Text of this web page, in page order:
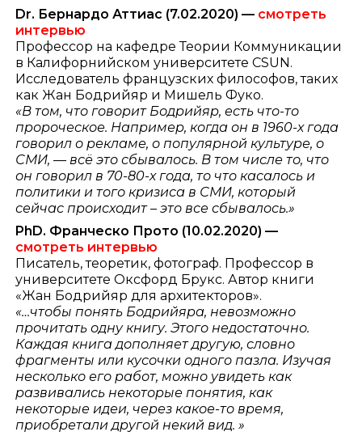
Dr. Бернардо Аттиас (7.02.2020) — смотреть
интервью
Профессор на кафедре Теории Коммуникации
в Калифорнийском университете CSUN.
Исследователь французских философов, таких
как Жан Бодрийяр и Мишель Фуко.
«В том, что говорит Бодрийяр, есть что-то
пророческое. Например, когда он в 1960-х года
говорил о рекламе, о популярной культуре, о
СМИ, — всё это сбывалось. В том числе то, что
он говорил в 70-80-х года, то что касалось и
политики и того кризиса в СМИ, который
сейчас происходит – это все сбывалось.»
PhD. Франческо Прото (10.02.2020) —
смотреть интервью
Писатель, теоретик, фотограф. Профессор в
университете Оксфорд Брукс. Автор книги
«Жан Бодрийяр для архитекторов».
«…чтобы понять Бодрийяра, невозможно
прочитать одну книгу. Этого недостаточно.
Каждая книга дополняет другую, словно
фрагменты или кусочки одного пазла. Изучая
несколько его работ, можно увидеть как
развивались некоторые понятия, как
некоторые идеи, через какое-то время,
приобретали другой некий вид. »